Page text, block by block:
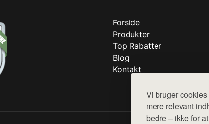
Vi bruger
mere relevant
bedre – ikke for
Forside
Produkter
Top Rabatter
Blog
Kontakt